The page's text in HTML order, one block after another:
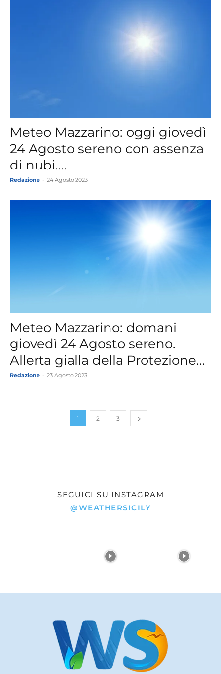
Meteo Mazzarino: oggi giovedì
24 Agosto sereno con assenza
di nubi....
Redazione 24 Agosto 2023
Meteo Mazzarino: domani
giovedì 24 Agosto sereno.
Allerta gialla della Protezione...
Redazione 23 Agosto 2023
1 2 3
SEGUICI SU INSTAGRAM
@WEATHERSICILY